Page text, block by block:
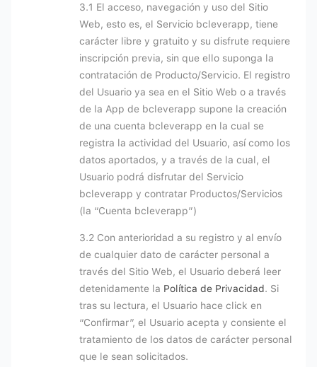
3.1 El acceso, navegación y uso del Sitio
Web, esto es, el Servicio bcleverapp, tiene
carácter libre y gratuito y su disfrute requiere
inscripción previa, sin que ello suponga la
contratación de Producto/Servicio. El registro
del Usuario ya sea en el Sitio Web o a través
de la App de bcleverapp supone la creación
de una cuenta bcleverapp en la cual se
registra la actividad del Usuario, así como los
datos aportados, y a través de la cual, el
Usuario podrá disfrutar del Servicio
bcleverapp y contratar Productos/Servicios
(la “Cuenta bcleverapp”)
3.2 Con anterioridad a su registro y al envío
de cualquier dato de carácter personal a
través del Sitio Web, el Usuario deberá leer
detenidamente la Política de Privacidad. Si
tras su lectura, el Usuario hace click en
“Confirmar”, el Usuario acepta y consiente el
tratamiento de los datos de carácter personal
que le sean solicitados.